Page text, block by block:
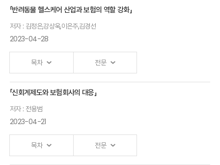
연구위원
치료제를
활용한
정신건강관리
강성지 웰트
ILS(보험연계증권)
현황과 주요 이슈
연구위원
「반려동물 헬스케어 산업과 보험의 역할 강화」
저자 : 김정은,강상욱,이은주,김경선
2023-04-28
목차 전문
개회사
원장
「신회계제도와 보험회사의 대응」
저자 : 전용범
2023-04-21
목차 전문